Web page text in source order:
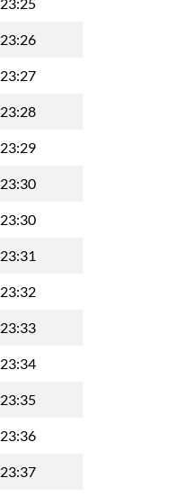
23:26
23:27
23:28
23:29
23:30
23:30
23:31
23:32
23:33
23:34
23:35
23:36
23:37